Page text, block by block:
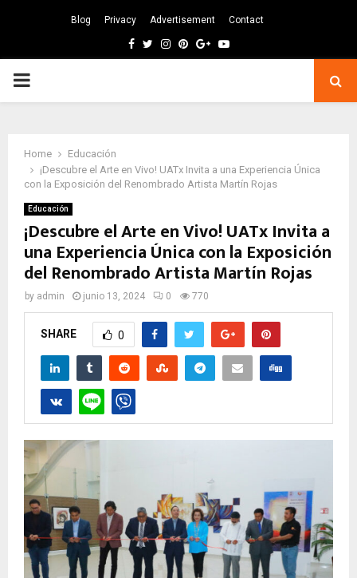
Blog Privacy Advertisement Contact
Facebook
TwitterInstagram
Pinterest
GoogleYoutube
PRIMARY
Home
Educación
¡Descubre el Arte en Vivo! UATx Invita a una Experiencia Única
con la Exposición del Renombrado Artista Martín Rojas
Educación
¡Descubre el Arte en Vivo! UATx Invita a
una Experiencia Única con la Exposición
del Renombrado Artista Martín Rojas
by admin junio 13, 2024 0 770
SHARE 0